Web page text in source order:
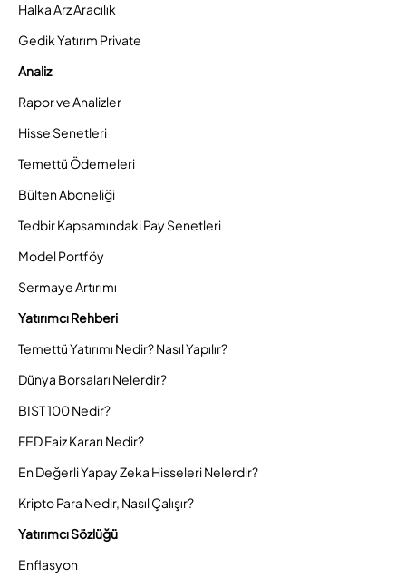
Halka Arz Aracılık
Gedik Yatırım Private
Analiz
Rapor ve Analizler
Hisse Senetleri
Temettü Ödemeleri
Bülten Aboneliği
Tedbir Kapsamındaki Pay Senetleri
Model Portföy
Sermaye Artırımı
Yatırımcı Rehberi
Temettü Yatırımı Nedir? Nasıl Yapılır?
Dünya Borsaları Nelerdir?
BIST 100 Nedir?
FED Faiz Kararı Nedir?
En Değerli Yapay Zeka Hisseleri Nelerdir?
Kripto Para Nedir, Nasıl Çalışır?
Yatırımcı Sözlüğü
Enflasyon